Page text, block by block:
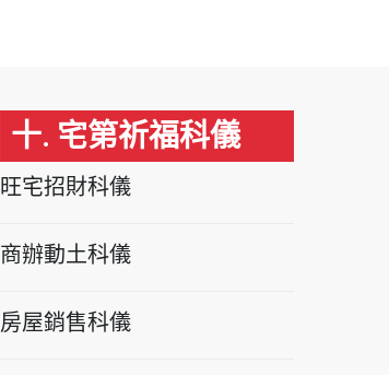
十. 宅第祈福科儀
旺宅招財科儀
商辦動土科儀
房屋銷售科儀